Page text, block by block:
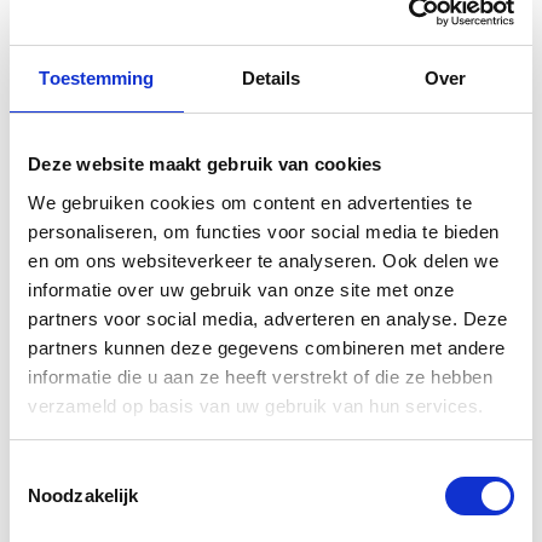
Toestemming Details Over
Deze website maakt gebruik van cookies
We gebruiken cookies om content en advertenties te
personaliseren, om functies voor social media te bieden
en om ons websiteverkeer te analyseren. Ook delen we
informatie over uw gebruik van onze site met onze
partners voor social media, adverteren en analyse. Deze
partners kunnen deze gegevens combineren met andere
informatie die u aan ze heeft verstrekt of die ze hebben
verzameld op basis van uw gebruik van hun services.
Noodzakelijk
Gerelateerde
producten
-50% -39%